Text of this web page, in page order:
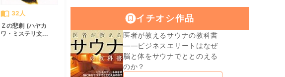
import_contacts 32人
Ｚの悲劇 (ハヤカ
ワ・ミステリ文...
イチオシ作品
医者が教えるサウナの教科書
――ビジネスエリートはなぜ
脳と体をサウナでととのえる
のか？